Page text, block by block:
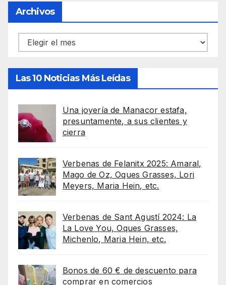
Archivos
Archivos
Las 10 Noticias Más Leídas
Una joyería de Manacor estafa,
presuntamente, a sus clientes y
cierra
Verbenas de Felanitx 2025: Amaral,
Mago de Oz, Oques Grasses, Lori
Meyers, Maria Hein, etc.
Verbenas de Sant Agustí 2024: La
La Love You, Oques Grasses,
Michenlo, Maria Hein, etc.
Bonos de 60 € de descuento para
comprar en comercios